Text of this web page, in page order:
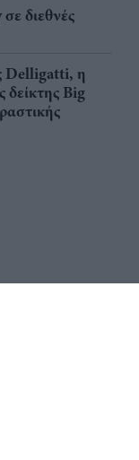
διεθνές
Delligatti, η
δείκτης Big